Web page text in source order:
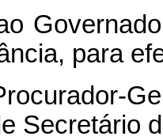
para
Secretário